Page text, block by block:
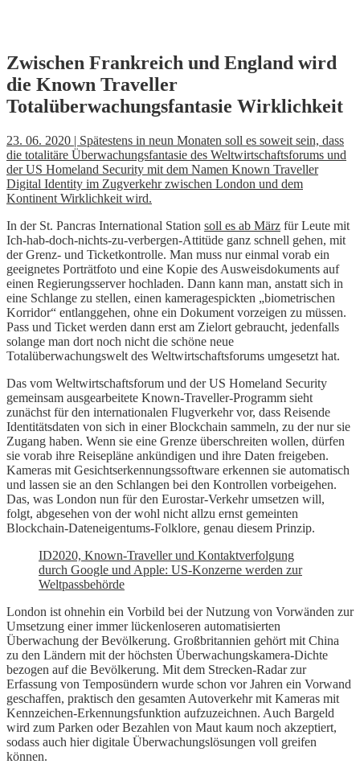
Skip
to
content
Zwischen Frankreich und England wird
die Known Traveller
Totalüberwachungsfantasie Wirklichkeit
23. 06. 2020 | Spätestens in neun Monaten soll es soweit sein, dass
die totalitäre Überwachungsfantasie des Weltwirtschaftsforums und
der US Homeland Security mit dem Namen Known Traveller
Digital Identity im Zugverkehr zwischen London und dem
Kontinent Wirklichkeit wird.
In der St. Pancras International Station soll es ab März für Leute mit
Ich-hab-doch-nichts-zu-verbergen-Attitüde ganz schnell gehen, mit
der Grenz- und Ticketkontrolle. Man muss nur einmal vorab ein
geeignetes Porträtfoto und eine Kopie des Ausweisdokuments auf
einen Regierungsserver hochladen. Dann kann man, anstatt sich in
eine Schlange zu stellen, einen kameragespickten „biometrischen
Korridor“ entlanggehen, ohne ein Dokument vorzeigen zu müssen.
Pass und Ticket werden dann erst am Zielort gebraucht, jedenfalls
solange man dort noch nicht die schöne neue
Totalüberwachungswelt des Weltwirtschaftsforums umgesetzt hat.
Das vom Weltwirtschaftsforum und der US Homeland Security
gemeinsam ausgearbeitete Known-Traveller-Programm sieht
zunächst für den internationalen Flugverkehr vor, dass Reisende
Identitätsdaten von sich in einer Blockchain sammeln, zu der nur sie
Zugang haben. Wenn sie eine Grenze überschreiten wollen, dürfen
sie vorab ihre Reisepläne ankündigen und ihre Daten freigeben.
Kameras mit Gesichtserkennungssoftware erkennen sie automatisch
und lassen sie an den Schlangen bei den Kontrollen vorbeigehen.
Das, was London nun für den Eurostar-Verkehr umsetzen will,
folgt, abgesehen von der wohl nicht allzu ernst gemeinten
Blockchain-Dateneigentums-Folklore, genau diesem Prinzip.
ID2020, Known-Traveller und Kontaktverfolgung
durch Google und Apple: US-Konzerne werden zur
Weltpassbehörde
London ist ohnehin ein Vorbild bei der Nutzung von Vorwänden zur
Umsetzung einer immer lückenloseren automatisierten
Überwachung der Bevölkerung. Großbritannien gehört mit China
zu den Ländern mit der höchsten Überwachungskamera-Dichte
bezogen auf die Bevölkerung. Mit dem Strecken-Radar zur
Erfassung von Temposündern wurde schon vor Jahren ein Vorwand
geschaffen, praktisch den gesamten Autoverkehr mit Kameras mit
Kennzeichen-Erkennungsfunktion aufzuzeichnen. Auch Bargeld
wird zum Parken oder Bezahlen von Maut kaum noch akzeptiert,
sodass auch hier digitale Überwachungslösungen voll greifen
können.